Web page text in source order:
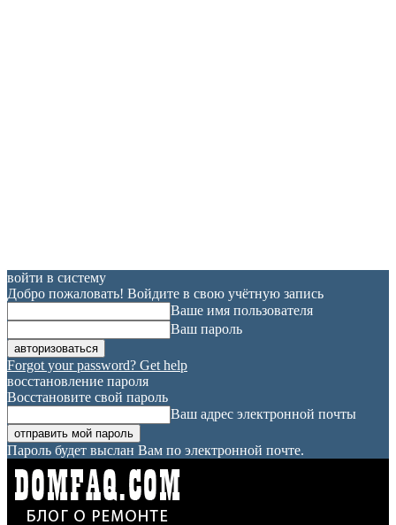
войти в систему
Добро пожаловать! Войдите в свою учётную запись
Ваше имя пользователя
Ваш пароль
Forgot your password? Get help
восстановление пароля
Восстановите свой пароль
Ваш адрес электронной почты
Пароль будет выслан Вам по электронной почте.